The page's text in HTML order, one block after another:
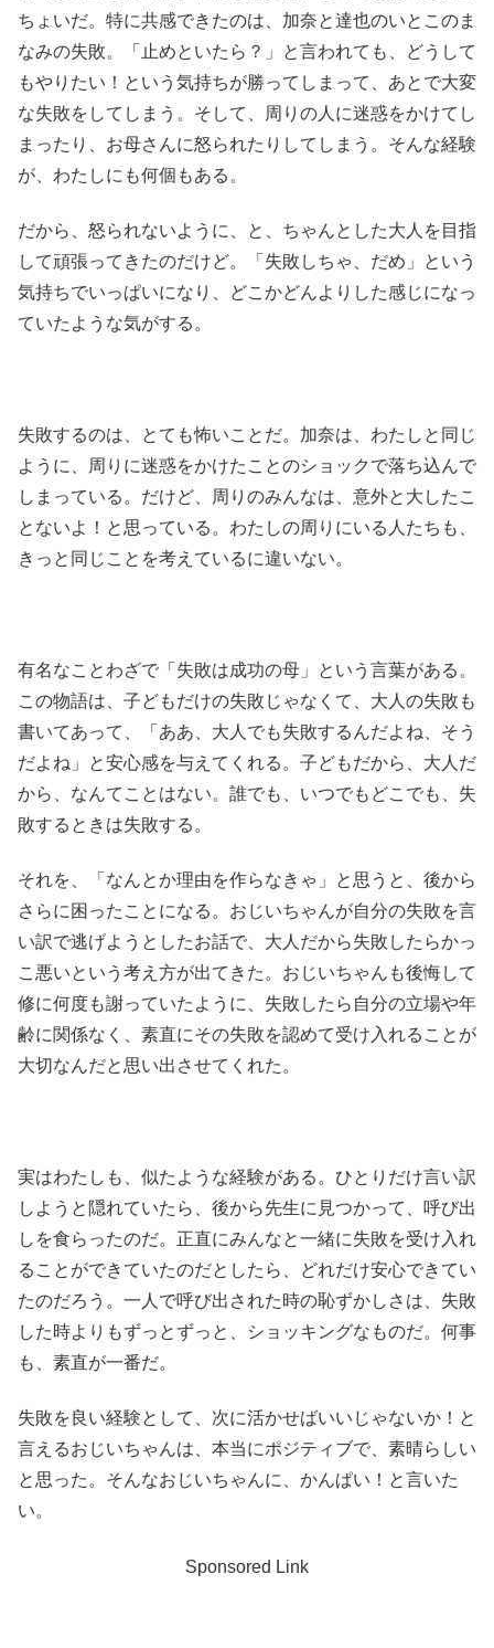
ちょいだ。特に共感できたのは、加奈と達也のいとこのま
なみの失敗。「止めといたら？」と言われても、どうして
もやりたい！という気持ちが勝ってしまって、あとで大変
な失敗をしてしまう。そして、周りの人に迷惑をかけてし
まったり、お母さんに怒られたりしてしまう。そんな経験
が、わたしにも何個もある。
だから、怒られないように、と、ちゃんとした大人を目指
して頑張ってきたのだけど。「失敗しちゃ、だめ」という
気持ちでいっぱいになり、どこかどんよりした感じになっ
ていたような気がする。
失敗するのは、とても怖いことだ。加奈は、わたしと同じ
ように、周りに迷惑をかけたことのショックで落ち込んで
しまっている。だけど、周りのみんなは、意外と大したこ
とないよ！と思っている。わたしの周りにいる人たちも、
きっと同じことを考えているに違いない。
有名なことわざで「失敗は成功の母」という言葉がある。
この物語は、子どもだけの失敗じゃなくて、大人の失敗も
書いてあって、「ああ、大人でも失敗するんだよね、そう
だよね」と安心感を与えてくれる。子どもだから、大人だ
から、なんてことはない。誰でも、いつでもどこでも、失
敗するときは失敗する。
それを、「なんとか理由を作らなきゃ」と思うと、後から
さらに困ったことになる。おじいちゃんが自分の失敗を言
い訳で逃げようとしたお話で、大人だから失敗したらかっ
こ悪いという考え方が出てきた。おじいちゃんも後悔して
修に何度も謝っていたように、失敗したら自分の立場や年
齢に関係なく、素直にその失敗を認めて受け入れることが
大切なんだと思い出させてくれた。
実はわたしも、似たような経験がある。ひとりだけ言い訳
しようと隠れていたら、後から先生に見つかって、呼び出
しを食らったのだ。正直にみんなと一緒に失敗を受け入れ
ることができていたのだとしたら、どれだけ安心できてい
たのだろう。一人で呼び出された時の恥ずかしさは、失敗
した時よりもずっとずっと、ショッキングなものだ。何事
も、素直が一番だ。
失敗を良い経験として、次に活かせばいいじゃないか！と
言えるおじいちゃんは、本当にポジティブで、素晴らしい
と思った。そんなおじいちゃんに、かんぱい！と言いた
い。
Sponsored Link